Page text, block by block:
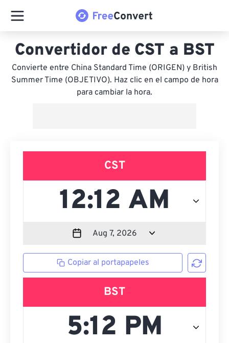
Convertidor de CST a BST
Convierte entre China Standard Time (ORIGEN) y British
Summer Time (OBJETIVO). Haz clic en el campo de hora
para cambiar la hora.
CST
Copiar al portapapeles
BST